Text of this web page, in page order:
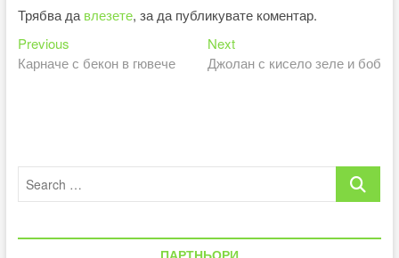
Трябва да влезете, за да публикувате коментар.
Навигация
PreviousPrevious
post:
Карначе с бекон в гювече
NextNext
post:
Джолан с кисело зеле и боб
Search
ПАРТНЬОРИ